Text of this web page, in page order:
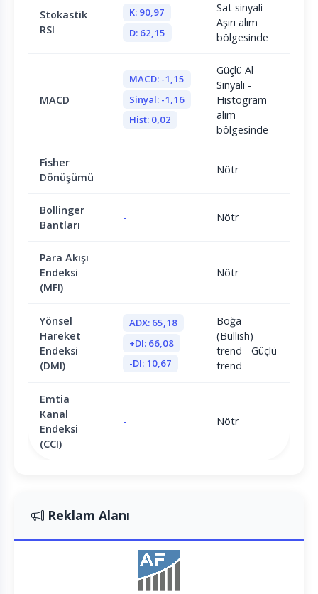
Stokastik
RSI
K: 90,97
D: 62,15
Sat sinyali -
Aşırı alım
bölgesinde
MACD
MACD: -1,15
Sinyal: -1,16
Hist: 0,02
Güçlü Al
Sinyali -
Histogram
alım
bölgesinde
Fisher
Dönüşümü
- Nötr
Bollinger
Bantları
- Nötr
Para Akışı
Endeksi
(MFI)
- Nötr
Yönsel
Hareket
Endeksi
(DMI)
ADX: 65,18
+DI: 66,08
-DI: 10,67
Boğa
(Bullish)
trend - Güçlü
trend
Emtia
Kanal
Endeksi
(CCI)
- Nötr
Reklam Alanı